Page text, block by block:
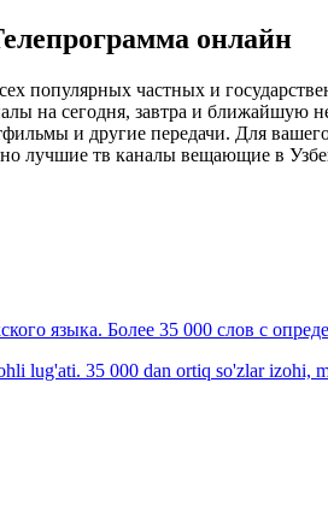
онлайн
популярных частных и
на сегодня, завтра и
и другие передачи. Для
лучшие тв каналы вещающие в
языка. Более 35 000 слов с
lug'ati. 35 000 dan ortiq so'zlar izohi,